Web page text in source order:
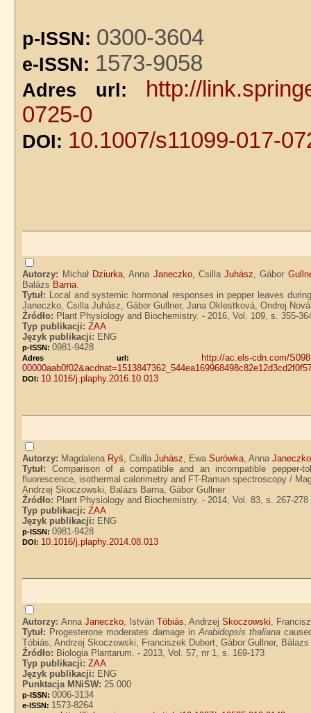
p-ISSN: 0300-3604
e-ISSN: 1573-9058
Adres url:
http://
0725-0
DOI: 10.1007/s11099-017-
Autorzy: Michał Dziurka, Anna Janeczko, CsillaJuhász, Gábor
Balázs Barna.
Tytuł: Local and systemic hormonal responses in pepper leaves
Janeczko, Csilla Juhász, Gábor Gullner, Jana Oklestková, Ondrej
Źródło: Plant Physiology and Biochemistry. - 2016, Vol. 109, s. 355-
Typ publikacji:ZAA
Język publikacji: ENG
p-ISSN:0981-9428
Adres url:
http://ac.els-cdn.com/
DOI: 10.1016/j.plaphy.2016.10.013
Autorzy: Magdalena Ryś, CsillaJuhász, EwaSurówka, AnnaJaneczko
Tytuł: Comparison of a compatible and an incompatible pepper-
fluorescence, isothermal calorimetry and FT-Raman spectroscopy /
Andrzej Skoczowski, Balázs Barna, Gábor Gullner
Źródło: Plant Physiology and Biochemistry. - 2014, Vol. 83, s. 267-278
Typ publikacji:ZAA
Język publikacji: ENG
p-ISSN:0981-9428
DOI: 10.1016/j.plaphy.2014.08.013
Autorzy:AnnaJaneczko, IstvánTóbiás, AndrzejSkoczowski,
Tytuł: Progesterone moderates damage inArabidopsis thaliana
Tóbiás, Andrzej Skoczowski, Franciszek Dubert, Gábor Gullner, Bálazs
Źródło: Biologia Plantarum. - 2013, Vol. 57, nr 1, s. 169-173
Typ publikacji:ZAA
Język publikacji: ENG
Punktacja MNiSW:25.000
p-ISSN:0006-3134
e-ISSN: 1573-8264